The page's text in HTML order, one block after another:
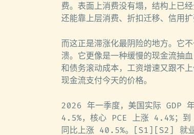
费。表面上消费没有塌，结构上
还能靠上层消费、折扣迁移、信用
而这正是滞涨化最阴险的地方。它
溃。它更像是一种缓慢的现金流抽
和债务滚动成本，工资增速又跟不
现金流支付今天的价格。
2026 年一季度，美国实际 GDP
4.5%，核心 PCE 上涨 4.4%；
同比上涨 40.5%。[S1][S2] 就业